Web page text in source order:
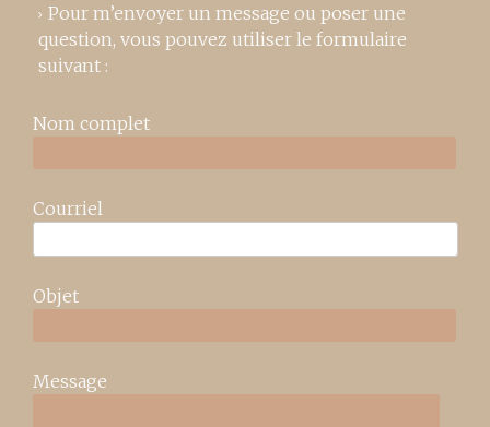
Pour m’envoyer un message ou poser une
question, vous pouvez utiliser le formulaire
suivant :
Nom complet
Courriel
Objet
Message